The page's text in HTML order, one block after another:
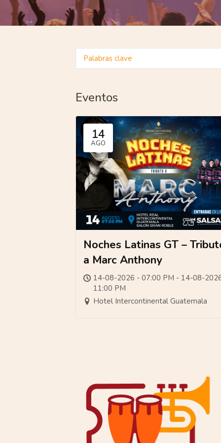
Eventos
14
AGO
Noches Latinas GT –
a Marc Anthony
14-08-2026 - 07:00 PM - 14-08-
11:00 PM
Hotel Intercontinental Guatemala